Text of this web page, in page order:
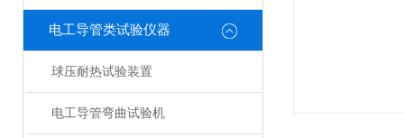
电工导管类试验仪器
球压耐热试验装置
电工导管弯曲试验机